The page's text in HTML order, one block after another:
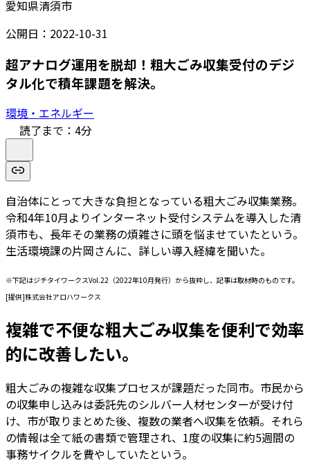
愛知県清須市
公開日： 2022-10-31
超アナログ運用を脱却！粗大ごみ収集受付のデジ
タル化で積年課題を解決。
環境・エネルギー
読了まで： 4分
自治体にとって大きな負担となっている粗大ごみ収集業務。
令和4年10月よりインターネット受付システムを導入した清
須市も、長年その業務の煩雑さに頭を悩ませていたという。
生活環境課の片岡さんに、詳しい導入経緯を聞いた。
※下記はジチタイワークスVol.22（2022年10月発行）から抜粋し、記事は取材時のものです。
[提供]株式会社アロハワークス
複雑で不便な粗大ごみ収集を便利で効率
的に改善したい。
粗大ごみの複雑な収集プロセスが課題だった同市。市民から
の収集申し込みは委託先のシルバー人材センターが受け付
け、市が取りまとめた後、複数の業者へ収集を依頼。それら
の情報は全て紙の書類で管理され、1度の収集に約5週間の
事務サイクルを費やしていたという。